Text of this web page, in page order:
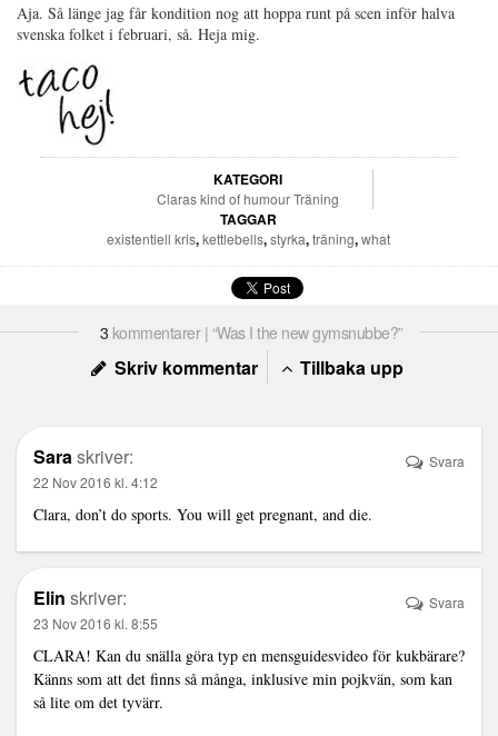
Aja. Så länge jag får kondition nog att hoppa runt på scen inför halva
svenska folket i februari, så. Heja mig.
KATEGORI
Claras kind of humour Träning
TAGGAR
existentiell kris,kettlebells,styrka,träning,what
3 kommentarer | “Was I the new gymsnubbe?”
Skriv kommentar Tillbaka upp
Saraskriver:
22 Nov 2016 kl. 4:12
Clara, don’t do sports. You will get pregnant, and die.
Svara
Elin skriver:
23 Nov 2016 kl. 8:55
CLARA! Kan du snälla göra typ en mensguidesvideo för kukbärare?
Känns som att det finns så många, inklusive min pojkvän, som kan
så lite om det tyvärr.
Svara